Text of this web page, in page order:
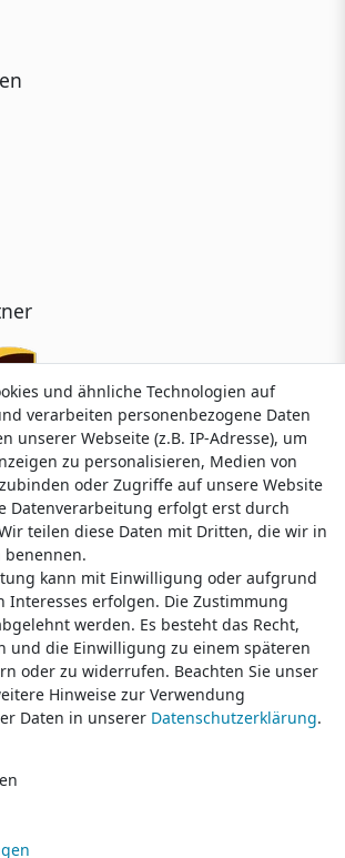
Sie einen Rückruf?
Sie uns:
von
Anbieters: 5 Verkaufs- und 3 Bewertungsplattformen
und ähnliche Technologien auf
verarbeiten personenbezogene Daten
unserer Webseite (z.B. IP-Adresse), um
zu personalisieren, Medien von
oder Zugriffe auf unsere Website
Datenverarbeitung erfolgt erst durch
teilen diese Daten mit Dritten, die wir in
kann mit Einwilligung oder aufgrund
Interesses erfolgen. Die Zustimmung
werden. Es besteht das Recht,
und die Einwilligung zu einem späteren
oder zu widerrufen. Beachten Sie unser
Hinweise zur Verwendung
Daten in unserer Daten­schutz­erklärung.
und ähnliche Technologien auf
verarbeiten personenbezogene Daten
unserer Webseite (z.B. IP-Adresse), um
zu personalisieren, Medien von
oder Zugriffe auf unsere Website
Datenverarbeitung erfolgt erst durch
teilen diese Daten mit Dritten, die wir in
kann mit Einwilligung oder aufgrund
Interesses erfolgen. Die Zustimmung
werden. Es besteht das Recht,
und die Einwilligung zu einem späteren
oder zu widerrufen. Beachten Sie unser
Hinweise zur Verwendung
Daten in unserer Daten­schutz­erklärung.